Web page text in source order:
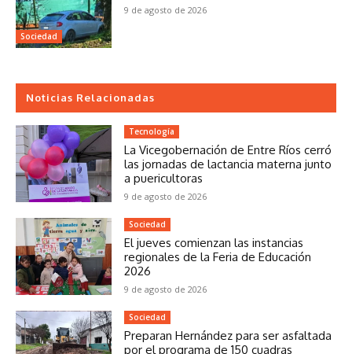
Sociedad
9 de agosto de 2026
Noticias Relacionadas
Tecnología
La Vicegobernación de Entre Ríos cerró
las jornadas de lactancia materna junto
a puericultoras
9 de agosto de 2026
Sociedad
El jueves comienzan las instancias
regionales de la Feria de Educación
2026
9 de agosto de 2026
Sociedad
Preparan Hernández para ser asfaltada
por el programa de 150 cuadras